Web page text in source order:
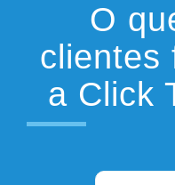
O
clientes
a Click